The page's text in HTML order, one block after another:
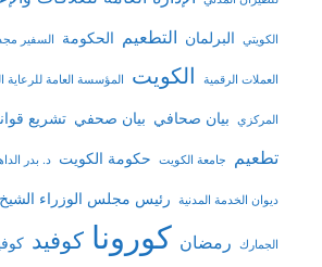
الكويتي البرلمان التطعيم الحكومة السفير
العملات الرقمية الكويت المؤسسة العامة للرعاية
المركزي بيان صحافي بيان صحفي تشريع
تطعيم جامعة الكويت حكومة الكويت د. بدر
ديوان الخدمة المدنية رئيس مجلس الوزراء الشيخ
الجمارك رمضان كورونا كوفيد